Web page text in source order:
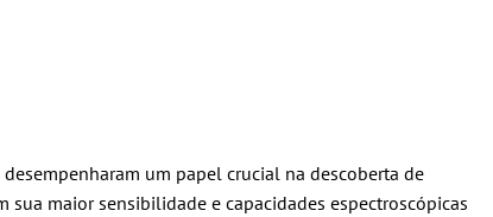
um papel crucial na descoberta de
maior sensibilidade e capacidades espectroscópicas